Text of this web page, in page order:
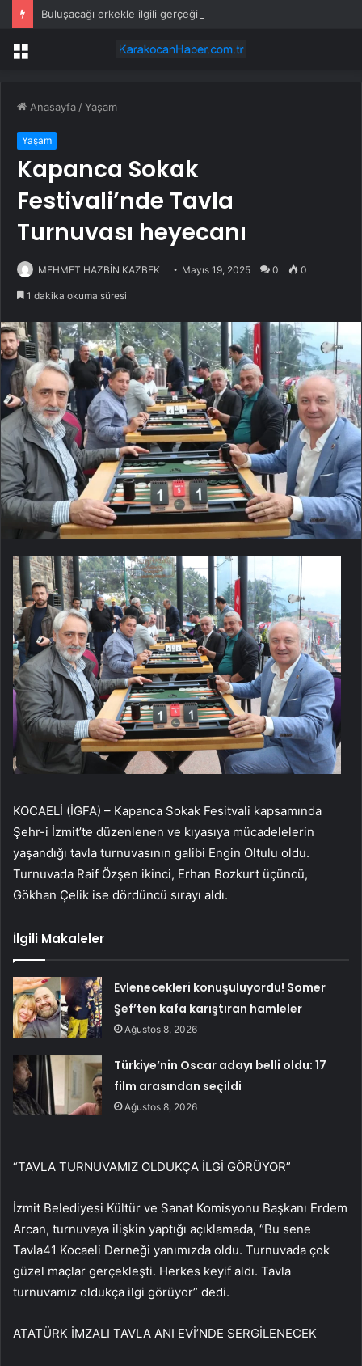
Menü
Anasayfa /Yaşam
Yaşam
Kapanca Sokak
Festivali’nde Tavla
Turnuvası heyecanı
MEHMET HAZBİN KAZBEK Mayıs 19, 2025 0 0
1 dakika okuma süresi
KOCAELİ (İGFA) – Kapanca Sokak Fesitvali kapsamında
Şehr-i İzmit’te düzenlenen ve kıyasıya mücadelelerin
yaşandığı tavla turnuvasının galibi Engin Oltulu oldu.
Turnuvada Raif Özşen ikinci, Erhan Bozkurt üçüncü,
Gökhan Çelik ise dördüncü sırayı aldı.
İlgili Makaleler
Evlenecekleri konuşuluyordu! Somer
Şef’ten kafa karıştıran hamleler
Ağustos 8, 2026
Türkiye’nin Oscar adayı belli oldu: 17
film arasından seçildi
Ağustos 8, 2026
“TAVLA TURNUVAMIZ OLDUKÇA İLGİ GÖRÜYOR”
İzmit Belediyesi Kültür ve Sanat Komisyonu Başkanı Erdem
Arcan, turnuvaya ilişkin yaptığı açıklamada, “Bu sene
Tavla41 Kocaeli Derneği yanımızda oldu. Turnuvada çok
güzel maçlar gerçekleşti. Herkes keyif aldı. Tavla
turnuvamız oldukça ilgi görüyor” dedi.
ATATÜRK İMZALI TAVLA ANI EVİ’NDE SERGİLENECEK